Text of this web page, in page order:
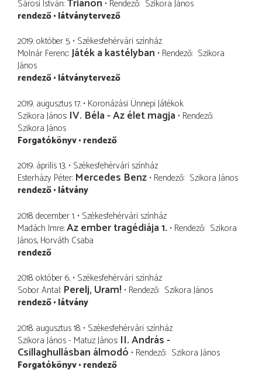
Sárosi István
Rendező Szikora János
rendező látványtervező
2019. október 5. Székesfehérvári színház
Molnár Ferenc Játék a kastélyban Rendező Szikora
János
rendező látványtervező
2019. augusztus 17. Koronázási Ünnepi Játékok
Szikora János IV. Béla - Az élet magja Rendező
Szikora János
Forgatókönyv rendező
2019. április 13. Székesfehérvári színház
Esterházy Péter Mercedes Benz Rendező Szikora János
rendező látvány
2018. december 1. Székesfehérvári színház
Madách Imre Az ember tragédiája 1. Rendező Szikora
János Horváth Csaba
rendező
2018. október 6. Székesfehérvári színház
Sobor Antal Perelj, Uram! Rendező Szikora János
rendező látvány
2018. augusztus 18. Székesfehérvári színház
Szikora János - Matuz János II. András -
Csillaghullásban álmodó Rendező Szikora János
Forgatókönyv rendező